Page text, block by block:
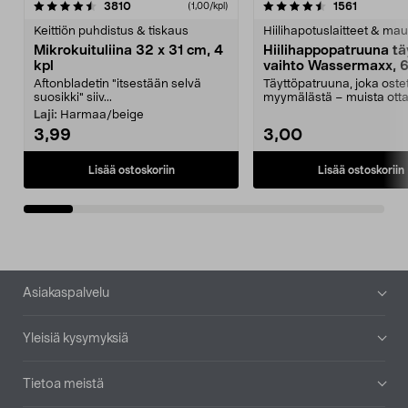
3810arvostelut (1,00/kpl)
Keittiön puhdistus & tiskaus
Mikrokuituliina 32 x 31 cm, 4
kpl
Aftonbladetin "itsestään selvä
suosikki" siiv...
Laji: Harmaa/beige
3,99
Lisää ostoskoriin
4.5viidestä
1561
Hiilihapotuslaitteet &
Hiilihappopatruuna
vaihto Wassermaxx,
Täyttöpatruuna, joka
myymälästä – muista
3,00
Lisää ostoskoriin
4.5viidestä
Alatunniste
Asiakaspalvelu
Yleisiä kysymyksiä
Tietoa meistä